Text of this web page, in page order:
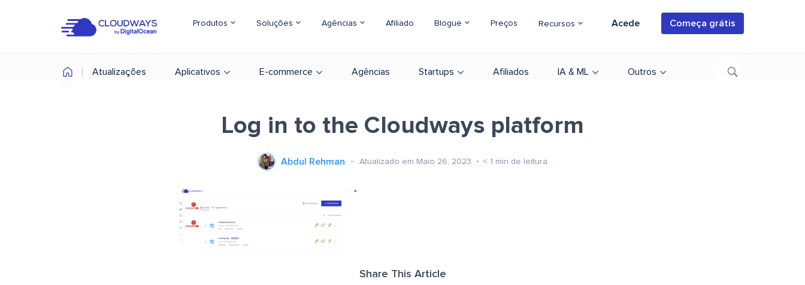
Produtos Soluções Agências Afiliado Blogue Preços Recursos Acede Começa grátis
Atualizações Aplicativos E-commerce Agências Startups Afiliados IA & ML Outros
Log in to the Cloudways platform
Abdul Rehman Atualizado em Maio 26, 2023 < 1 min de leitura
Share This Article